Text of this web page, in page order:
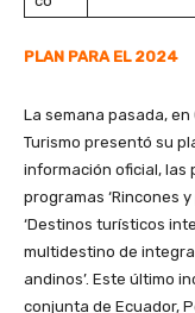
PLAN PARA EL 2024
La semana pasada, en
Turismo presentó su
información oficial, las
programas ‘Rincones
‘Destinos turísticos
multidestino de
andinos’. Este último
conjunta de Ecuador,